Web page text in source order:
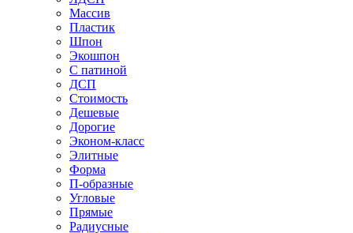
Массив
Пластик
Шпон
Экошпон
С патиной
ДСП
Стоимость
Дешевые
Дорогие
Эконом-класс
Элитные
Форма
П-образные
Угловые
Прямые
Радиусные